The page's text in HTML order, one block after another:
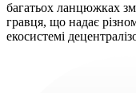
багатьох ланцюжках
гравця, що надає
екосистемі